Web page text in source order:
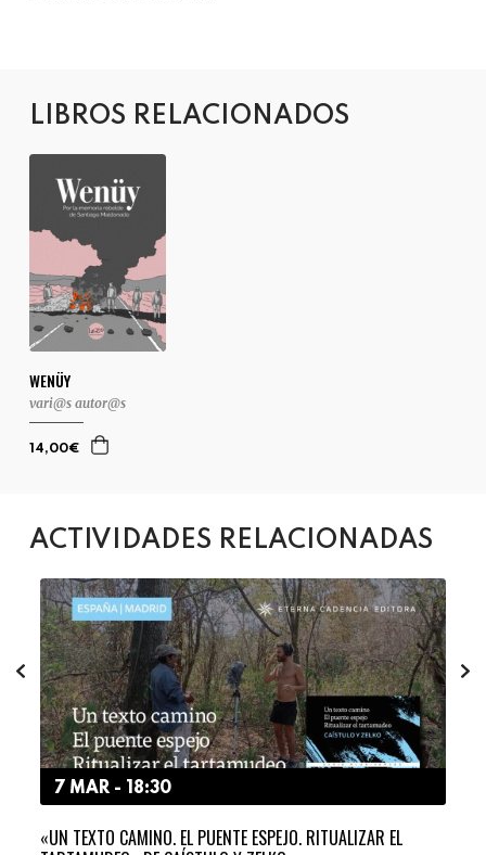
LIBROS RELACIONADOS
WENÜY
vari@s autor@s
14,00€
ACTIVIDADES RELACIONADAS
7 MAR - 18:30
«UN TEXTO CAMINO. EL PUENTE ESPEJO. RITUALIZAR EL